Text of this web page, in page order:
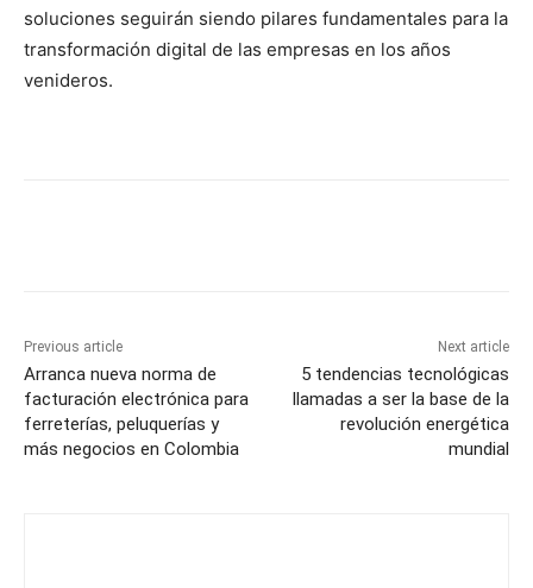
soluciones seguirán siendo pilares fundamentales para la
transformación digital de las empresas en los años
venideros.
Previous article
Arranca nueva norma de
facturación electrónica para
ferreterías, peluquerías y
más negocios en Colombia
Next article
5 tendencias tecnológicas
llamadas a ser la base de la
revolución energética
mundial